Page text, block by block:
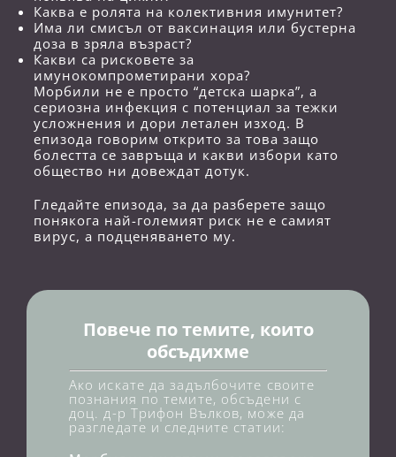
Каква е ролята на колективния имунитет?
Има ли смисъл от ваксинация или бустерна
доза в зряла възраст?
Какви са рисковете за
имунокомпрометирани хора?
Морбили не е просто “детска шарка”, а
сериозна инфекция с потенциал за тежки
усложнения и дори летален изход. В
епизода говорим открито за това защо
болестта се завръща и какви избори като
общество ни довеждат дотук.
Гледайте епизода, за да разберете защо
понякога най-големият риск не е самият
вирус, а подценяването му.
Повече по темите, които
обсъдихме
Ако искате да задълбочите своите
познания по темите, обсъдени с
доц. д-р Трифон Вълков, може да
разгледате и следните статии: